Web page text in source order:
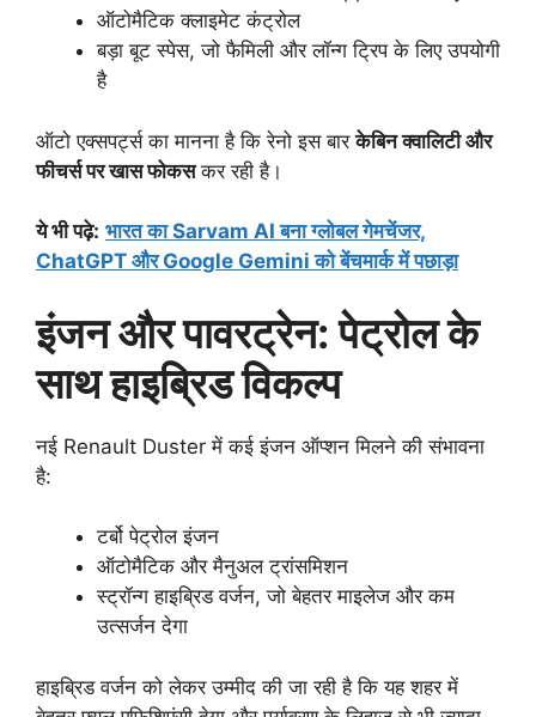
ऑटोमैटिक क्लाइमेट कंट्रोल
बड़ा बूट स्पेस, जो फैमिली और लॉन्ग ट्रिप के लिए उपयोगी
है
ऑटो एक्सपर्ट्स का मानना है कि रेनो इस बारकेबिन क्वालिटी और
फीचर्स पर खास फोकसकर रही है।
ये भी पढ़े: भारत का Sarvam AI बना ग्लोबल गेमचेंजर,
ChatGPT और Google Gemini को बेंचमार्क में पछाड़ा
इंजन और पावरट्रेन: पेट्रोल के
साथ हाइब्रिड विकल्प
नई Renault Duster में कई इंजन ऑप्शन मिलने की संभावना
है:
टर्बो पेट्रोल इंजन
ऑटोमैटिक और मैनुअल ट्रांसमिशन
स्ट्रॉन्ग हाइब्रिड वर्जन, जो बेहतर माइलेज और कम
उत्सर्जन देगा
हाइब्रिड वर्जन को लेकर उम्मीद की जा रही है कि यह शहर में